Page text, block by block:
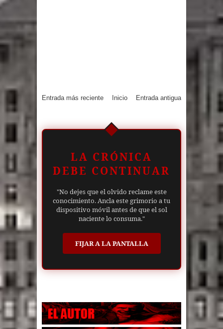
Entrada más reciente Entrada antigua
Inicio
LA CRÓNICA
DEBE CONTINUAR
"No dejes que el olvido reclame este
conocimiento. Ancla este grimorio a tu
dispositivo móvil antes de que el sol
naciente lo consuma."
FIJAR A LA PANTALLA